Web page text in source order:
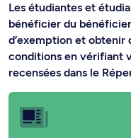
Les étudiantes et
bénéficier du
d’exemption et obtenir
conditions en vérifiant
recensées dans le